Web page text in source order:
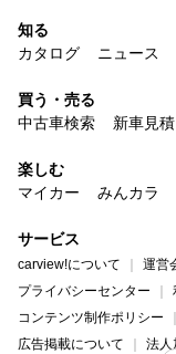
知る
カタログ
ニュース
買う・売る
中古車検索
新車見積
楽しむ
マイカー
みんカラ
サービス
carview!について 運営
プライバシーセンター
コンテンツ制作ポリシー
広告掲載について
法人